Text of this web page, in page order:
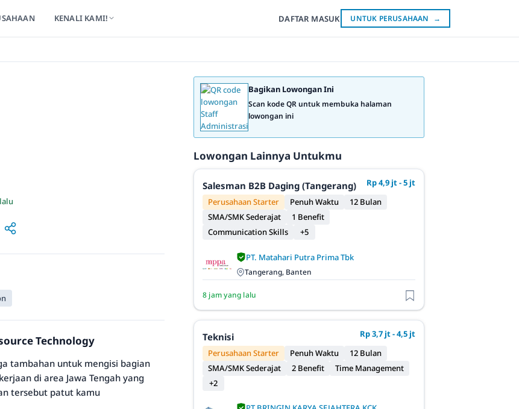
KENALI KAMI! DAFTAR MASUK UNTUK PERUSAHAAN →
Technology
tambahan untuk mengisi bagian
di area Jawa Tengah yang
tersebut patut kamu
Bagikan Lowongan Ini
Scan kode QR untuk membuka halaman
lowongan ini
Lowongan Lainnya Untukmu
Salesman B2B Daging (Tangerang)
Rp 4,9 jt - 5 jt
Perusahaan Starter
Penuh Waktu
12 Bulan
SMA/SMK Sederajat
1 Benefit
Communication Skills
+5
PT. Matahari Putra Prima Tbk
Tangerang, Banten
8 jam yang lalu
Teknisi
Rp 3,7 jt - 4,5 jt
Perusahaan Starter
Penuh Waktu
12 Bulan
SMA/SMK Sederajat
2 Benefit
Time Management
+2